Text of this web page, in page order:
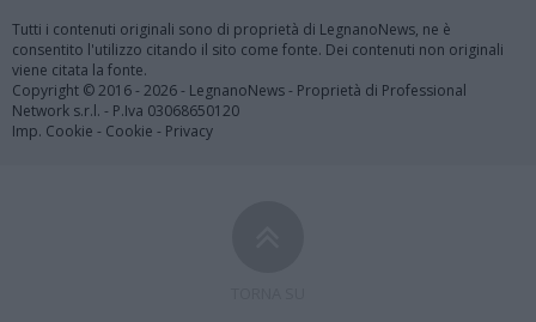
Tutti i contenuti originali sono di proprietà di LegnanoNews, ne è
consentito l'utilizzo citando il sito come fonte. Dei contenuti non originali
viene citata la fonte.
Copyright © 2016 - 2026 - LegnanoNews - Proprietà di Professional
Network s.r.l. - P.Iva 03068650120
Imp. Cookie - Cookie - Privacy